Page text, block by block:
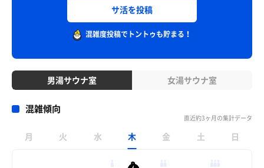
サ活を投稿
混雑度投稿でトントゥも貯まる！
男湯サウナ室 女湯サウナ室
混雑傾向
直近約3ヶ月の集計データ
月 火 水 木 金 土 日